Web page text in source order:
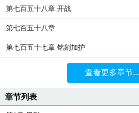
第七百五十八章 开战
第七百五十八章
第七百五十七章 铭刻加护
查看更多章节...
章节列表